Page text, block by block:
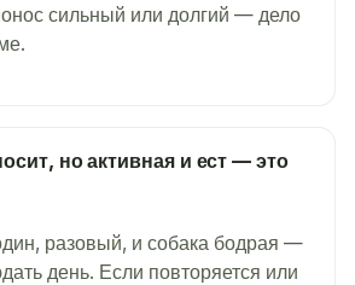
сильный или долгий — дело
но активная и ест — это
разовый, и собака бодрая —
день. Если повторяется или